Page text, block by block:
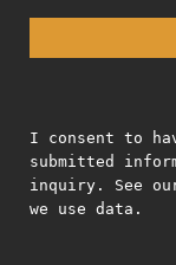
I consent to
submitted
inquiry. See
we use data.